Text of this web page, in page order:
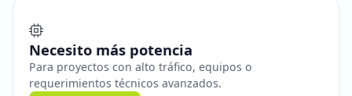
Necesito más potencia
Para proyectos con alto tráfico, equipos o
requerimientos técnicos avanzados.